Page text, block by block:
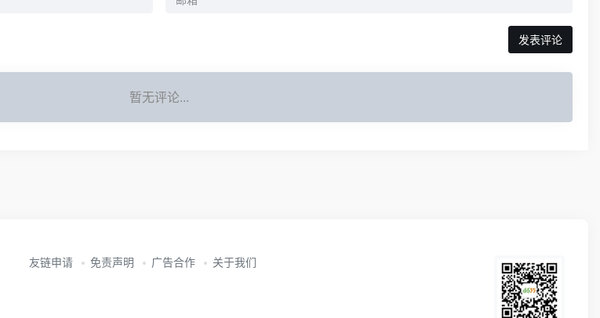
发表评论
暂无评论...
友链申请 免责声明 广告合作 关于我们